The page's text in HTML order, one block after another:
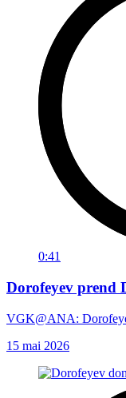
0:41
Dorofeyev prend
VGK@ANA:
15 mai 2026